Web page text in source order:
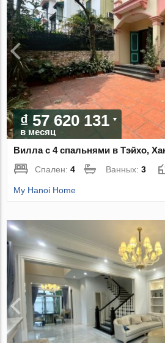
₫ 57 620 131
в месяц
Вилла с 4 спальнями в Тэйхо,
Спален:4 Ванных:3
My Hanoi Home